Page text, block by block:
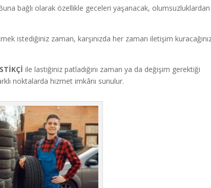
bağlı olarak özellikle geceleri yaşanacak, olumsuzluklardan
istediğiniz zaman, karşınızda her zaman iletişim
ile lastiğiniz patladığını zaman ya da değişim gerektiği
noktalarda hizmet imkânı sunulur.